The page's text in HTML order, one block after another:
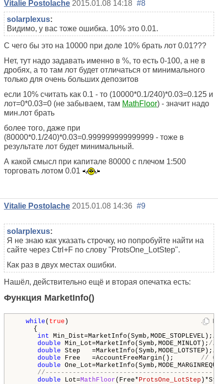
Vitalie Postolache 2015.01.08 14:18 #8
solarplexus:
Видимо, у вас тоже ошибка. 10% это 0.01.
С чего бы это на 10000 при доле 10% брать лот 0.01???
Нет, тут надо задавать именно в %, то есть 0-100, а не в
дробях, а то там лот будет отличаться от минимального
только для очень больших депозитов
если 10% считать как 0.1 - то (10000*0.1/240)*0.03=0.125 и
лот=0*0.03=0 (не забываем, там MathFloor) - значит надо
мин.лот брать
более того, даже при
(80000*0.1/240)*0.03=0.999999999999999 - тоже в
результате лот будет минимальный.
А какой смысл при капитале 80000 с плечом 1:500
торговать лотом 0.01
Vitalie Postolache 2015.01.08 14:36 #9
solarplexus:
Я не знаю как указать строчку, но попробуйте найти на
сайте через Ctrl+F по слову "ProtsOne_LotStep".
Как раз в двух местах ошибки.
Нашёл, действительно ещё и вторая опечатка есть:
Функция MarketInfo()
while ( true ) //
{
int Min_Dist=MarketInfo(Symb,MODE_STOPLEVEL);
double Min_Lot=MarketInfo(Symb,MODE_MINLOT); //
double Step   =MarketInfo(Symb,MODE_LOTSTEP);
double Free   =AccountFreeMargin(); //
double
double Lot=MathFloor (Free* ProtsOne_LotStep